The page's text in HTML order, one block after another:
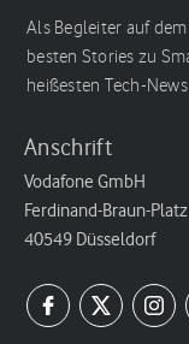
Als Begleiter auf
besten Stories zu
heißesten Tech-
Anschrift
Vodafone GmbH
Ferdinand-Braun-Platz
40549 Düsseldorf